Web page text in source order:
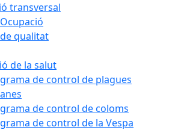
transversal
qualitat
de la salut
de control de plagues
de control de coloms
de control de la Vespa